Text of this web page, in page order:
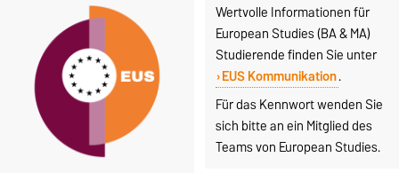
Wertvolle Informationen für
European Studies (BA & MA)
Studierende finden Sie unter
EUS Kommunikation.
Für das Kennwort wenden Sie
sich bitte an ein Mitglied des
Teams von European Studies.